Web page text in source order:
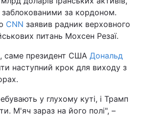
заблокованими за кордоном.
CNN заявив радник верховного
питань Мохсен Резаї.
саме президент США Дональд
наступний крок для виходу з
у глухому куті, і Трамп
М'яч зараз на його полі", –